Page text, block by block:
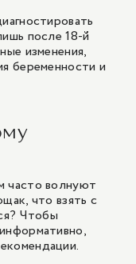
после 18-й
изменения,
беременности и
часто волнуют
что взять с
Чтобы